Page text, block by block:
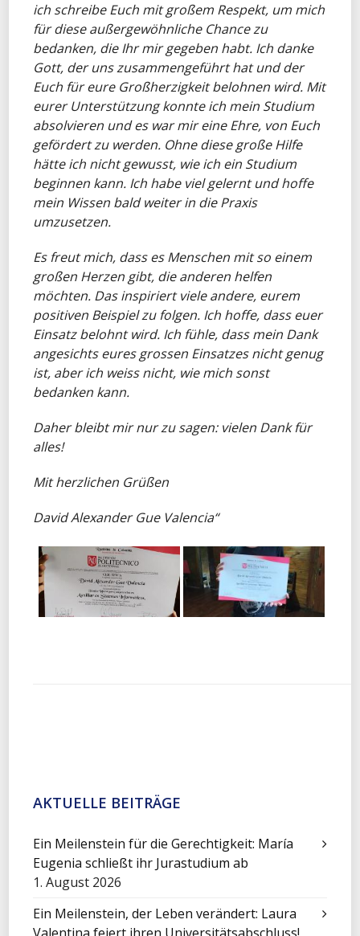
ich schreibe Euch mit großem Respekt, um mich
für diese außergewöhnliche Chance zu
bedanken, die Ihr mir gegeben habt. Ich danke
Gott, der uns zusammengeführt hat und der
Euch für eure Großherzigkeit belohnen wird. Mit
eurer Unterstützung konnte ich mein Studium
absolvieren und es war mir eine Ehre, von Euch
gefördert zu werden. Ohne diese große Hilfe
hätte ich nicht gewusst, wie ich ein Studium
beginnen kann. Ich habe viel gelernt und hoffe
mein Wissen bald weiter in die Praxis
umzusetzen.
Es freut mich, dass es Menschen mit so einem
großen Herzen gibt, die anderen helfen
möchten. Das inspiriert viele andere, eurem
positiven Beispiel zu folgen. Ich hoffe, dass euer
Einsatz belohnt wird. Ich fühle, dass mein Dank
angesichts eures grossen Einsatzes nicht genug
ist, aber ich weiss nicht, wie mich sonst
bedanken kann.
Daher bleibt mir nur zu sagen: vielen Dank für
alles!
Mit herzlichen Grüßen
David Alexander Gue Valencia“
AKTUELLE BEITRÄGE
Ein Meilenstein für die Gerechtigkeit: María
Eugenia schließt ihr Jurastudium ab
1. August 2026
Ein Meilenstein, der Leben verändert: Laura